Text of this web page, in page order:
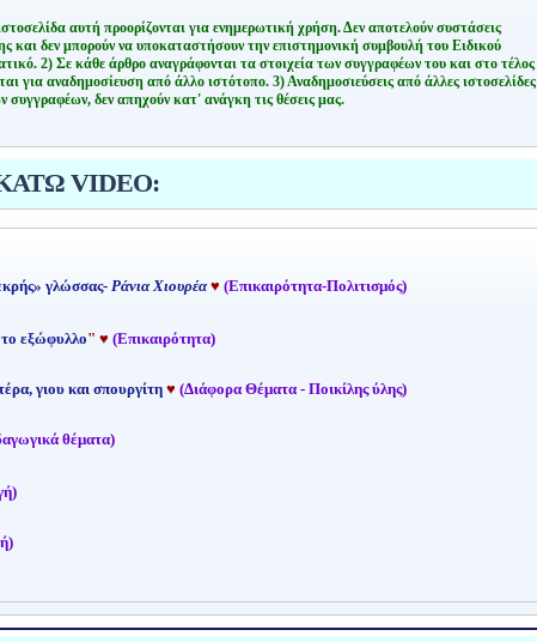
αυτή προορίζονται για ενημερωτική χρήση. Δεν αποτελούν συστάσεις
και δεν μπορούν να υποκαταστήσουν την επιστημονική συμβουλή του Ειδικού
2) Σε κάθε άρθρο αναγράφονται τα στοιχεία των συγγραφέων του και στο τέλος
για αναδημοσίευση από άλλο ιστότοπο. 3) Αναδημοσιεύσεις από άλλες ιστοσελίδες
συγγραφέων, δεν απηχούν κατ' ανάγκη τις θέσεις μας.
VIDEO:
γλώσσας- Ράνια Χιουρέα ♥ (Επικαιρότητα-Πολιτισμός)
το εξώφυλλο" ♥ (Επικαιρότητα)
γιου και σπουργίτη ♥ (Διάφορα Θέματα - Ποικίλης ύλης)
θέματα)